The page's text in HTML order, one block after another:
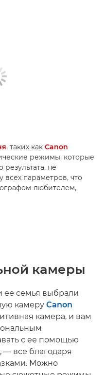
, таких как Canon
режимы, которые
не
всех параметров, что
любителем,
камеры
ее семья выбрали
камеру Canon
камера, и вам
с ее помощью
все благодаря
Можно